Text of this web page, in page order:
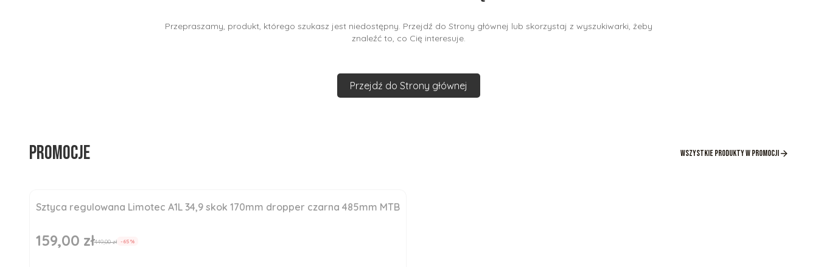
Przepraszamy, produkt, którego szukasz jest niedostępny. Przejdź do Strony głównej lub skorzystaj z wyszukiwarki, żeby
znaleźć to, co Cię interesuje.
Przejdź do Strony głównej
Promocje Wszystkie produkty w promocji
Okazja
Sztyca regulowana Limotec A1L 34,9 skok 170mm dropper czarna 485mm MTB
Cena promocyjna
159,00 zł449,00 zł -65%